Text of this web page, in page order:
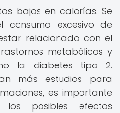
bajos en calorías. Se
consumo excesivo de
relacionado con el
metabólicos y
la diabetes tipo 2.
más estudios para
es importante
posibles efectos